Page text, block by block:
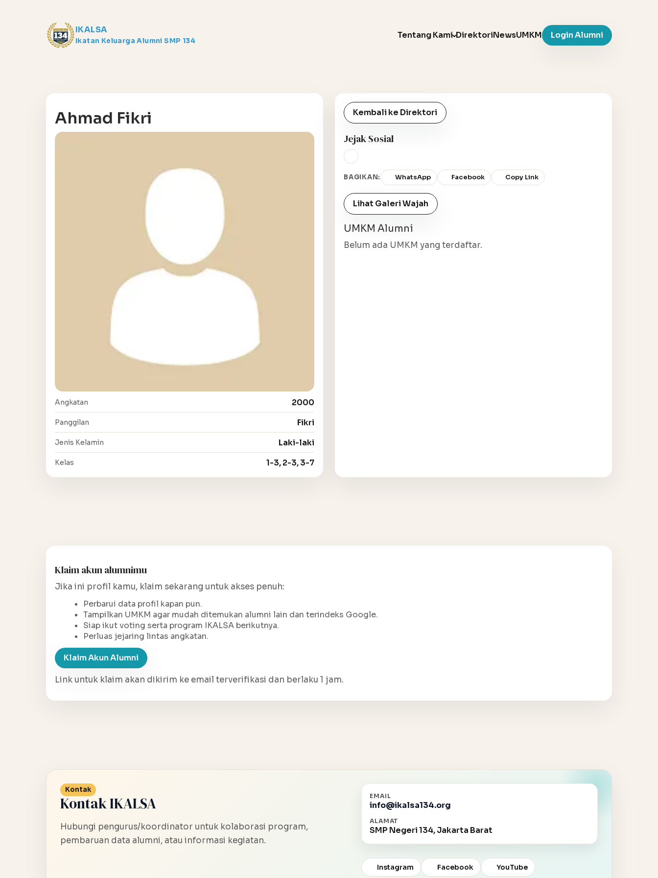
IKALSA
Ikatan Keluarga Alumni SMP 134
Tentang Kami DirektoriNewsUMKM Login Alumni
Ahmad Fikri
Angkatan 2000
Panggilan Fikri
Jenis Kelamin Laki-laki
Kelas 1-3, 2-3, 3-7
Kembali ke Direktori
Jejak Sosial
BAGIKAN: WhatsApp Facebook Copy Link
Lihat Galeri Wajah
UMKM Alumni
Belum ada UMKM yang terdaftar.
Klaim akun alumnimu
Jika ini profil kamu, klaim sekarang untuk akses penuh:
Perbarui data profil kapan pun.
Tampilkan UMKM agar mudah ditemukan alumni lain dan terindeks Google.
Siap ikut voting serta program IKALSA berikutnya.
Perluas jejaring lintas angkatan.
Klaim Akun Alumni
Link untuk klaim akan dikirim ke email terverifikasi dan berlaku 1 jam.
Kontak
Kontak IKALSA
Hubungi pengurus/koordinator untuk kolaborasi program,
pembaruan data alumni, atau informasi kegiatan.
EMAIL
info@ikalsa134.org
ALAMAT
SMP Negeri 134, Jakarta Barat
Instagram Facebook YouTube